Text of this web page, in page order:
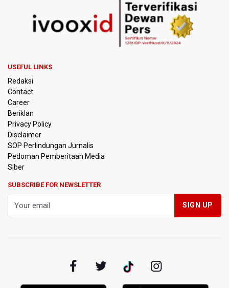
Korlantas Polri Terapkan Teknologi Face Recognition
pada ETLE
Kereta Cepat ke Surabaya
Kebakaran Hutan dan Lahan di Gunung Bromo Capai 10
OJK Sebut IASC Terima 1.379 Laporan Kasus Penipuan
Keuangan Memanfaatkan AI
BRIN Kaji Peluang Industri Panel Surya Generasi Baru
Dikembangkan di Indonesia
Korlantas Polri dan Jasa Marga Bahas Zero ODOL hingga
Integrasi Teknologi Tol Jelang Libur Nataru
USEFUL LINKS
Redaksi
Contact
Career
Beriklan
Privacy Policy
Disclaimer
SOP Perlindungan Jurnalis
Pedoman Pemberitaan Media
Siber
SUBSCRIBE FOR NEWSLETTER